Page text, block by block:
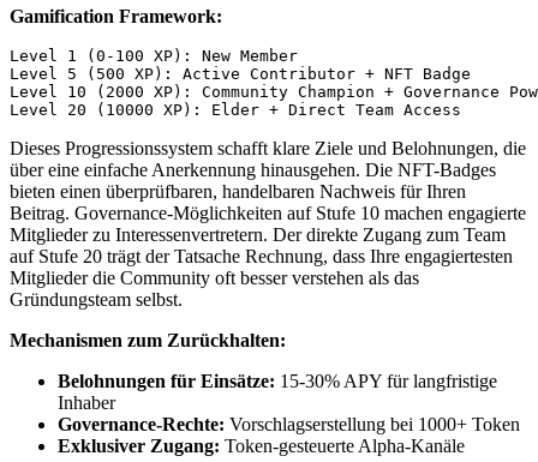
Gamification Framework:
Level 1 (0-100 XP): New Member
Level 5 (500 XP): Active Contributor + NFT Badge
Level 10 (2000 XP): Community Champion + Governance
Level 20 (10000 XP): Elder + Direct Team Access
Dieses Progressionssystem schafft klare Ziele und Belohnungen, die
über eine einfache Anerkennung hinausgehen. Die NFT-Badges
bieten einen überprüfbaren, handelbaren Nachweis für Ihren
Beitrag. Governance-Möglichkeiten auf Stufe 10 machen engagierte
Mitglieder zu Interessenvertretern. Der direkte Zugang zum Team
auf Stufe 20 trägt der Tatsache Rechnung, dass Ihre engagiertesten
Mitglieder die Community oft besser verstehen als das
Gründungsteam selbst.
Mechanismen zum Zurückhalten:
Belohnungen für Einsätze: 15-30% APY für langfristige
Inhaber
Governance-Rechte: Vorschlagserstellung bei 1000+ Token
Exklusiver Zugang: Token-gesteuerte Alpha-Kanäle